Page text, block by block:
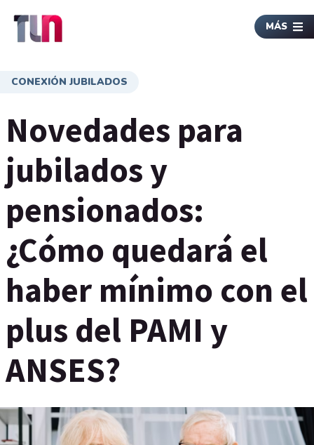
MÁS
CONEXIÓN JUBILADOS
Novedades para
jubilados y
pensionados:
¿Cómo quedará el
haber mínimo con el
plus del PAMI y
ANSES?